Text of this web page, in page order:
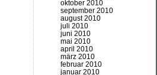
oktober 2010
september 2010
august 2010
juli 2010
juni 2010
mai 2010
april 2010
märz 2010
februar 2010
januar 2010